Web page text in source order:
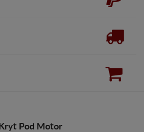
Kryt Pod Motor